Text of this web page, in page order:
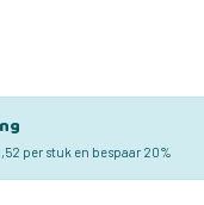
per stuk en bespaar 20%